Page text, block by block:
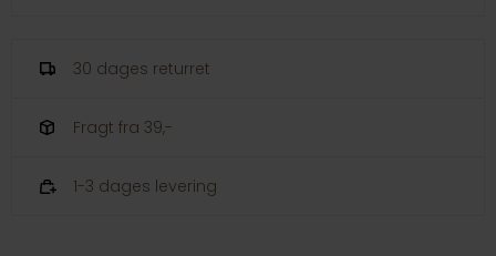
30 dages returret
Fragt fra 39,-
1-3 dages levering